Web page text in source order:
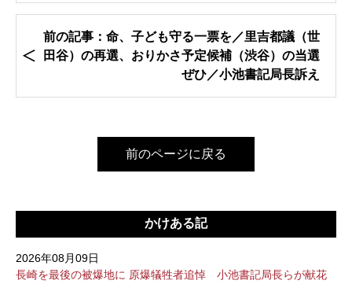
前の記事：命、子ども守る一票を／里吉都議（世
田谷）の再選、おりかさ予定候補（渋谷）の当選
ぜひ／小池書記局長訴え
前のページに戻る
かけある記
2026年08月09日
長崎を最後の被爆地に 原爆犠牲者追悼 小池書記局長らが献花